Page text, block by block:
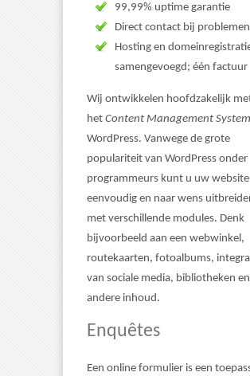
99,99% uptime garantie
Direct contact bij problemen
Hosting en
samengevoegd; één factuur
Wij ontwikkelen hoofdzakelijk
het Content Management System
WordPress. Vanwege de grote
populariteit van WordPress onder
programmeurs kunt u uw website
eenvoudig en naar wens
met verschillende modules. Denk
bijvoorbeeld aan een webwinkel,
routekaarten, fotoalbums,
van sociale media, bibliotheken en
andere inhoud.
Enquêtes
Een online formulier is een